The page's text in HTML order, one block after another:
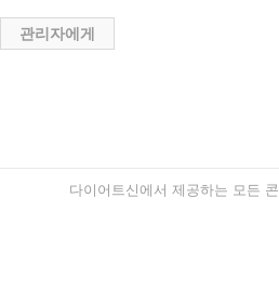
관리자에게
다이어트신에서 제공하는 모든